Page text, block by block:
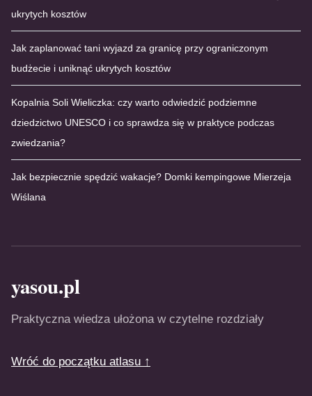
ukrytych kosztów
Jak zaplanować tani wyjazd za granicę przy ograniczonym
budżecie i uniknąć ukrytych kosztów
Kopalnia Soli Wieliczka: czy warto odwiedzić podziemne
dziedzictwo UNESCO i co sprawdza się w praktyce podczas
zwiedzania?
Jak bezpiecznie spędzić wakacje? Domki kempingowe Mierzeja
Wiślana
yasou.pl
Praktyczna wiedza ułożona w czytelne rozdziały
Wróć do początku atlasu ↑